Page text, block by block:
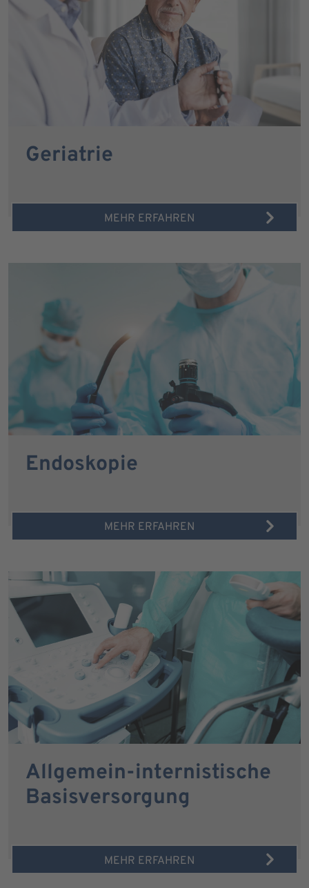
Geriatrie
MEHR ERFAHREN
Endoskopie
MEHR ERFAHREN
Allgemein-internistische
Basisversorgung
MEHR ERFAHREN